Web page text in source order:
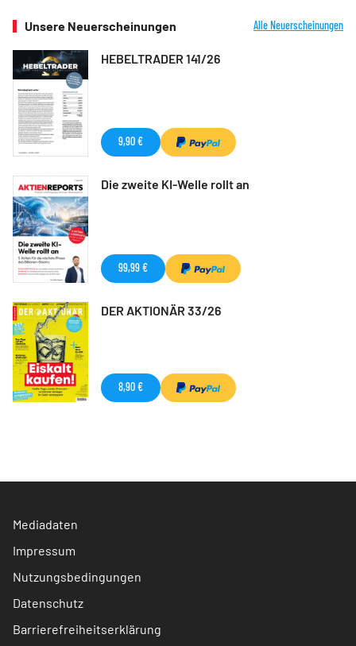
Unsere Neuerscheinungen Alle Neuerscheinungen
HEBELTRADER 141/26
9,90 €
Die zweite KI-Welle rollt an
99,99 €
DER AKTIONÄR 33/26
8,90 €
Mediadaten
Impressum
Nutzungsbedingungen
Datenschutz
Barrierefreiheitserklärung